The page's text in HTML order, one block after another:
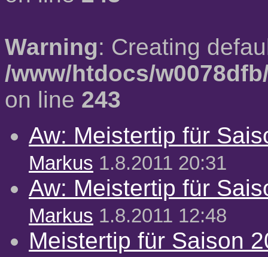
Warning: Creating
/www/htdocs/
on line 243
Aw: Meistertip für
Markus 1.8.2011 20:31
Aw: Meistertip für
Markus 1.8.2011 12:48
Meistertip für Saison